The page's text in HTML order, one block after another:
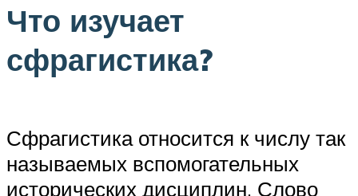
Что изучает
сфрагистика?
Сфрагистика относится к числу так
называемых вспомогательных
исторических дисциплин. Слово